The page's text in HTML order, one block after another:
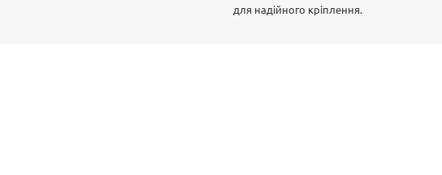
для надійного кріплення.